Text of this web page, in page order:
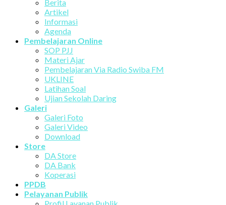
Berita
Artikel
Informasi
Agenda
Pembelajaran Online
SOP PJJ
Materi Ajar
Pembelajaran Via Radio Swiba FM
UKLINE
Latihan Soal
Ujian Sekolah Daring
Galeri
Galeri Foto
Galeri Video
Download
Store
DA Store
DA Bank
Koperasi
PPDB
Pelayanan Publik